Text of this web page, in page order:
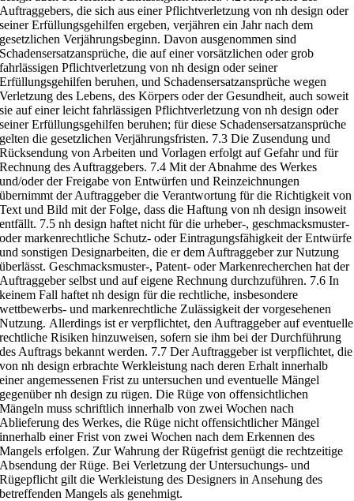
Auftraggebers, die sich aus einer Pflichtverletzung von nh design oder
seiner Erfüllungsgehilfen ergeben, verjähren ein Jahr nachdem
gesetzlichen Verjährungsbeginn.Davon ausgenommen sind
Schadensersatzansprüche, die auf einer vorsätzlichen oder grob
fahrlässigen Pflichtverletzung von nh design oder seiner
Erfüllungsgehilfen beruhen, und Schadensersatzansprüche wegen
Verletzung des Lebens, des Körpers oder der Gesundheit, auch soweit
sie auf einer leicht fahrlässigen Pflichtverletzung von nh design oder
seiner Erfüllungsgehilfen beruhen; für diese Schadensersatzansprüche
gelten die gesetzlichen Verjährungsfristen. 7.3 Die Zusendung und
Rücksendung von Arbeiten und Vorlagen erfolgt aufGefahr und für
Rechnung des Auftraggebers. 7.4Mit der Abnahme des Werkes
und/oder der Freigabe von Entwürfen undReinzeichnungen
übernimmt der Auftraggeber die Verantwortung für dieRichtigkeit von
Text und Bild mit der Folge, dass die Haftung von nh designinsoweit
entfällt. 7.5 nh design haftet nicht für die urheber-, geschmacksmuster-
odermarkenrechtliche Schutz- oder Eintragungsfähigkeit der Entwürfe
und sonstigen Designarbeiten, die er dem Auftraggeber zur Nutzung
überlässt. Geschmacksmuster-, Patent- oder Markenrecherchen hat der
Auftraggeber selbstund auf eigene Rechnung durchzuführen. 7.6 In
keinem Fall haftet nh design für die rechtliche, insbesondere
wettbewerbs- und markenrechtliche Zulässigkeit der vorgesehenen
Nutzung. Allerdings ist er verpflichtet, den Auftraggeber auf eventuelle
rechtlicheRisiken hinzuweisen, sofern sie ihm bei der Durchführung
des Auftrags bekannt werden. 7.7 Der Auftraggeber ist verpflichtet, die
von nh design erbrachte Werkleistung nach deren Erhalt innerhalb
einer angemessenenFrist zu untersuchen und eventuelle Mängel
gegenüber nh design zu rügen. Die Rüge vonoffensichtlichen
Mängeln muss schriftlich innerhalb von zwei Wochen nach
Ablieferung des Werkes, die Rüge nicht offensichtlicher Mängel
innerhalbeiner Frist von zwei Wochen nach dem Erkennen des
Mangels erfolgen. ZurWahrung der Rügefrist genügt die rechtzeitige
Absendung der Rüge. BeiVerletzung der Untersuchungs- und
Rügepflicht gilt die Werkleistung desDesigners in Ansehung des
betreffenden Mangels als genehmigt.